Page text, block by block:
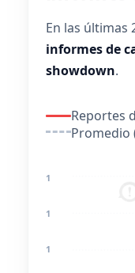
En las últimas
informes de
showdown.
Reportes
Promedio
1
1
1